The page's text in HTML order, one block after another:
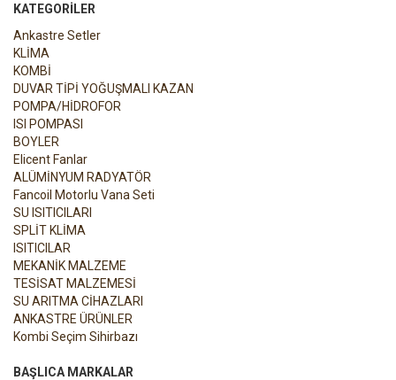
KATEGORILER
Ankastre Setler
KLİMA
KOMBİ
DUVAR TİPİ YOĞUŞMALI KAZAN
POMPA/HİDROFOR
ISI POMPASI
BOYLER
Elicent Fanlar
ALÜMİNYUM RADYATÖR
Fancoil Motorlu Vana Seti
SU ISITICILARI
SPLİT KLİMA
ISITICILAR
MEKANİK MALZEME
TESİSAT MALZEMESİ
SU ARITMA CİHAZLARI
ANKASTRE ÜRÜNLER
Kombi Seçim Sihirbazı
BAŞLICA MARKALAR